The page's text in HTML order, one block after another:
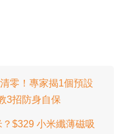
零！專家揭1個預設
3招防身自保
$329 小米纖薄磁吸